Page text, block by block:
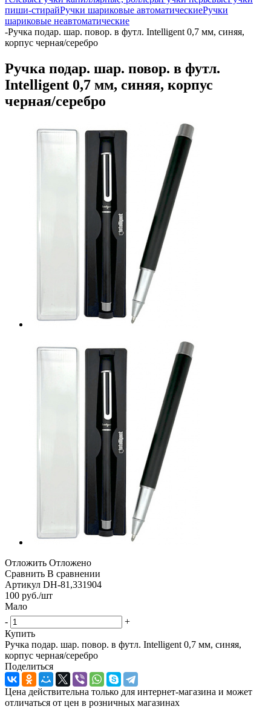
пиши-стирайРучки шариковые автоматическиеРучки
шариковые неавтоматические
-Ручка подар. шар. повор. в футл. Intelligent 0,7 мм, синяя,
корпус черная/серебро
Ручка подар. шар. повор. в футл.
Intelligent 0,7 мм, синяя, корпус
черная/серебро
Отложить Отложено
Сравнить В сравнении
Артикул DH-81,331904
100 руб./шт
Мало
-
+
Купить
Ручка подар. шар. повор. в футл. Intelligent 0,7 мм, синяя,
корпус черная/серебро
Поделиться
Цена действительна только для интернет-магазина и может
отличаться от цен в розничных магазинах